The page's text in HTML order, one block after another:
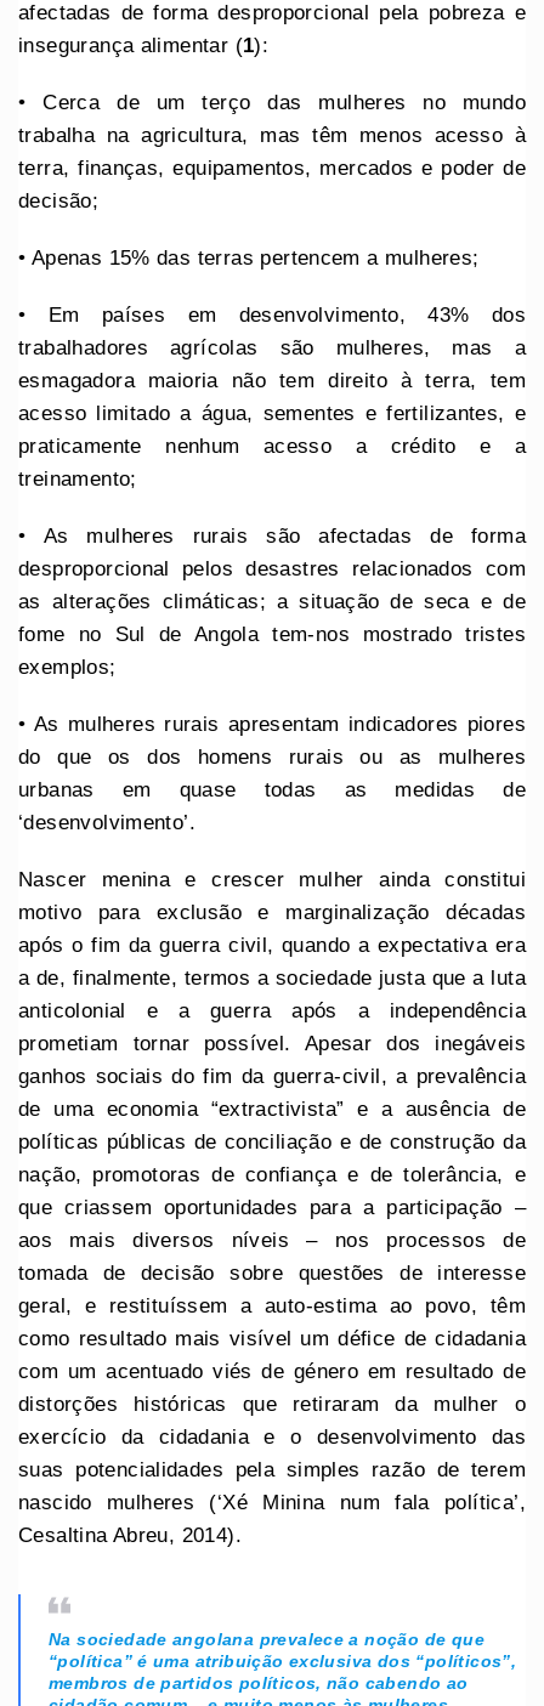
afectadas de forma desproporcional pela pobreza e
insegurança alimentar (1):
• Cerca de um terço das mulheres no mundo
trabalha na agricultura, mas têm menos acesso à
terra, finanças, equipamentos, mercados e poder de
decisão;
• Apenas 15% das terras pertencem a mulheres;
• Em países em desenvolvimento, 43% dos
trabalhadores agrícolas são mulheres, mas a
esmagadora maioria não tem direito à terra, tem
acesso limitado a água, sementes e fertilizantes, e
praticamente nenhum acesso a crédito e a
treinamento;
• As mulheres rurais são afectadas de forma
desproporcional pelos desastres relacionados com
as alterações climáticas; a situação de seca e de
fome no Sul de Angola tem-nos mostrado tristes
exemplos;
• As mulheres rurais apresentam indicadores piores
do que os dos homens rurais ou as mulheres
urbanas em quase todas as medidas de
‘desenvolvimento’.
Nascer menina e crescer mulher ainda constitui
motivo para exclusão e marginalização décadas
após o fim da guerra civil, quando a expectativa era
a de, finalmente, termos a sociedade justa que a luta
anticolonial e a guerra após a independência
prometiam tornar possível. Apesar dos inegáveis
ganhos sociais do fim da guerra-civil, a prevalência
de uma economia “extractivista” e a ausência de
políticas públicas de conciliação e de construção da
nação, promotoras de confiança e de tolerância, e
que criassem oportunidades para a participação –
aos mais diversos níveis – nos processos de
tomada de decisão sobre questões de interesse
geral, e restituíssem a auto-estima ao povo, têm
como resultado mais visível um défice de cidadania
com um acentuado viés de género em resultado de
distorções históricas que retiraram da mulher o
exercício da cidadania e o desenvolvimento das
suas potencialidades pela simples razão de terem
nascido mulheres (‘Xé Minina num fala política’,
Cesaltina Abreu, 2014).
Na sociedade angolana prevalece a noção de que
“política” é uma atribuição exclusiva dos “políticos”,
membros de partidos políticos, não cabendo ao